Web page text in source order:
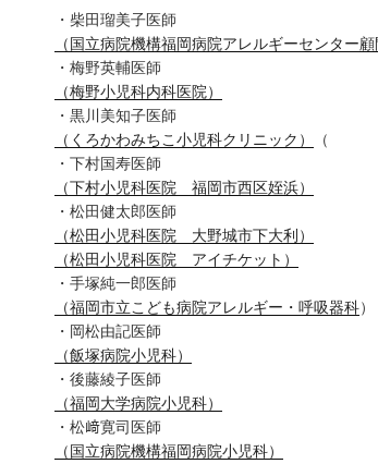
・柴田瑠美子医師
（国立病院機構福岡病院アレルギーセンター
・梅野英輔医師
（梅野小児科内科医院）
・黒川美知子医師
（くろかわみちこ小児科クリニック）
（
・下村国寿医師
（下村小児科医院 福岡市西区姪浜）
・松田健太郎医師
（松田小児科医院 大野城市下大利）
（松田小児科医院 アイチケット）
・手塚純一郎医師
（福岡市立こども病院アレルギー・呼吸器科）
・岡松由記医師
（飯塚病院小児科）
・後藤綾子医師
（福岡大学病院小児科）
・松﨑寛司医師
（国立病院機構福岡病院小児科）